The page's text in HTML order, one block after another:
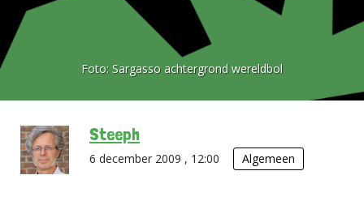
Foto: Sargasso achtergrond wereldbol
Steeph
6 december 2009 , 12:00 Algemeen